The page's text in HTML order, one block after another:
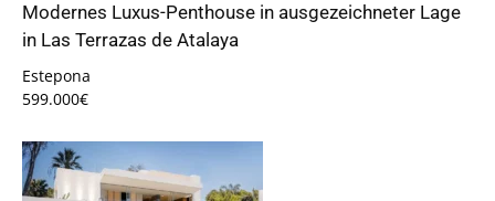
Modernes Luxus-Penthouse in ausgezeichneter Lage
in Las Terrazas de Atalaya
Estepona
599.000€